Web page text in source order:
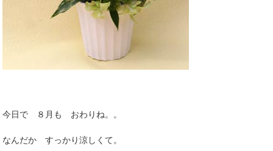
今日で ８月も おわりね。。
なんだか すっかり涼しくて。